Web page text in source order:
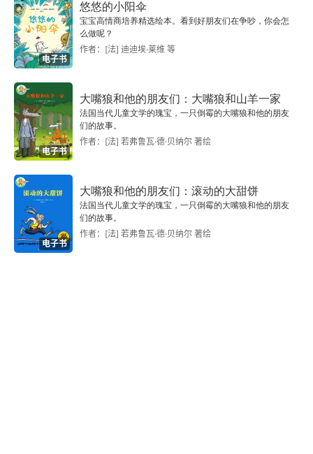
电子书
悠悠的小阳伞
宝宝高情商培养精选绘本。看到好朋友们在争吵，你会怎
么做呢？
作者：[法] 迪迪埃·莱维 等
电子书
大嘴狼和他的朋友们：大嘴狼和山羊一家
法国当代儿童文学的瑰宝，一只倒霉的大嘴狼和他的朋友
们的故事。
作者：[法] 若弗鲁瓦·德·贝纳尔 著绘
电子书
大嘴狼和他的朋友们：滚动的大甜饼
法国当代儿童文学的瑰宝，一只倒霉的大嘴狼和他的朋友
们的故事。
作者：[法] 若弗鲁瓦·德·贝纳尔 著绘